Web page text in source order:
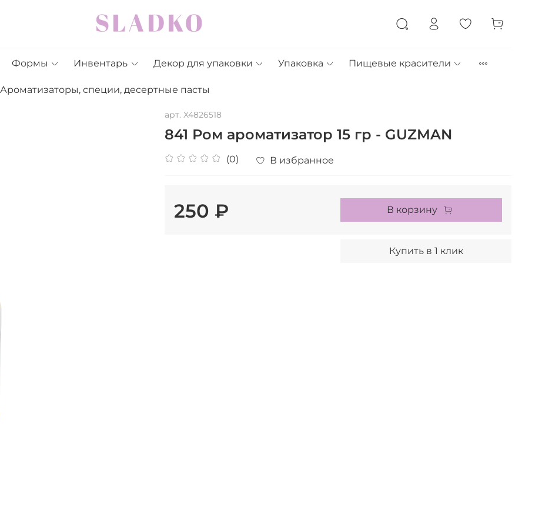
Формы Инвентарь Декор для упаковки Упаковка Пищевые красители
Ароматизаторы, специи, десертные пасты
арт. X4826518
841 Ром ароматизатор 15 гр - GUZMAN
(0) В избранное
250 ₽ В корзину
Купить в 1 клик